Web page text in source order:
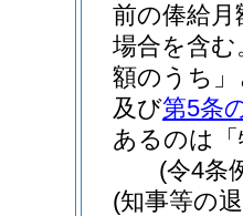
前の俸給
場合を含む
額のうち」
及び第5条
あるのは
(令4条
(知事等の